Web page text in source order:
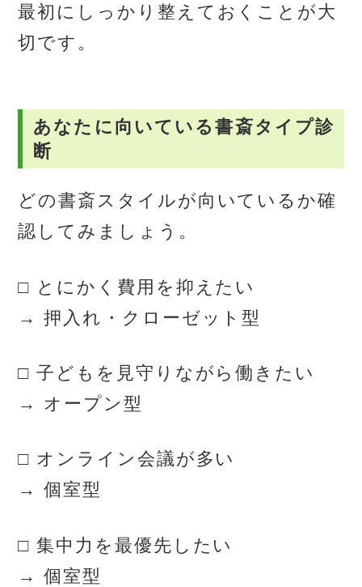
最初にしっかり整えておくことが大
切です。
あなたに向いている書斎タイプ診
断
どの書斎スタイルが向いているか確
認してみましょう。
□ とにかく費用を抑えたい
→ 押入れ・クローゼット型
□ 子どもを見守りながら働きたい
→ オープン型
□ オンライン会議が多い
→ 個室型
□ 集中力を最優先したい
→ 個室型